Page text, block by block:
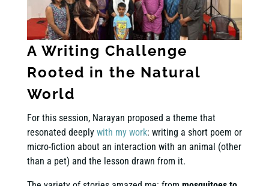
A Writing Challenge
Rooted in the Natural
World
For this session, Narayan proposed a theme that
resonated deeply with my work: writing a short poem or
micro-fiction about an interaction with an animal (other
than a pet) and the lesson drawn from it.